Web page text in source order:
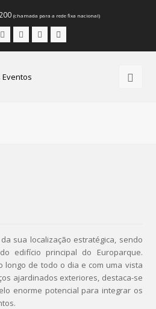
(chamada para a rede fixa nacional)
Instagram
LinkedInYoutube
sua localização estratégica, sendo
edifício principal do Europarque.
longo de todo o dia e com uma vista
ajardinados exteriores, destaca-se
enorme potencial para integrar os